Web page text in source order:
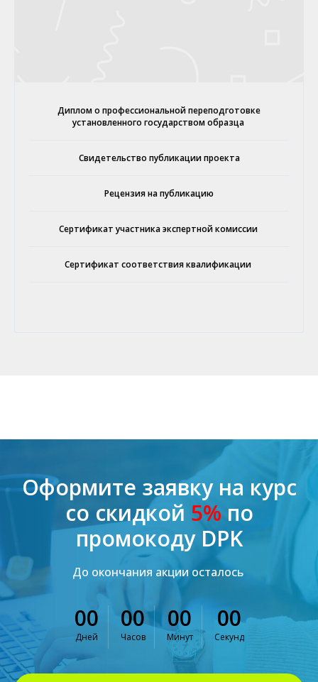
Диплом о профессиональной переподготовке
установленного государством образца
Свидетельство публикации проекта
Рецензия на публикацию
Сертификат участника экспертной комиссии
Сертификат соответствия квалификации
Оформите заявку на курс
со скидкой 5% по
промокоду DPK
До окончания акции осталось
00
Дней
00
Часов
00
Минут
00
Секунд